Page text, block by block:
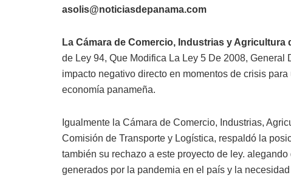
asolis@noticiasdepanama.com
La Cámara de Comercio, Industrias y Agricultura
de Ley 94, Que Modifica La Ley 5 De 2008,
impacto negativo directo en momentos de crisis
economía panameña.
Igualmente la Cámara de Comercio, Industrias,
Comisión de Transporte y Logística, respaldó la
también su rechazo a este proyecto de ley.
generados por la pandemia en el país y la